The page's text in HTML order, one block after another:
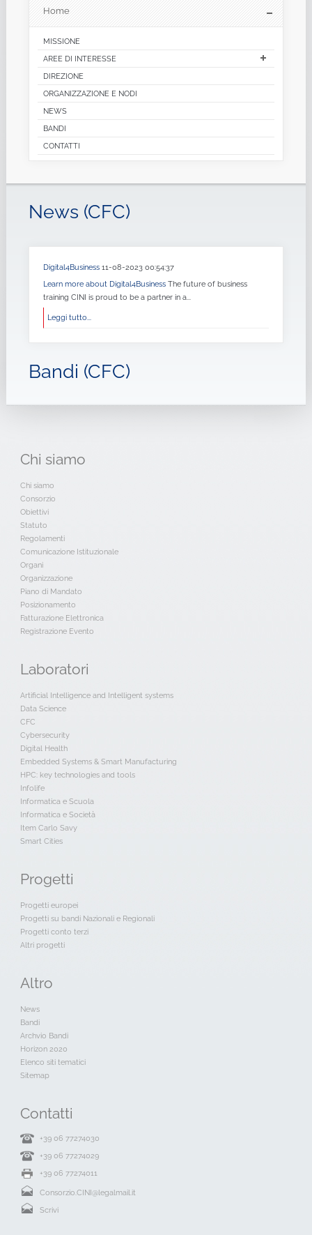
Home
MISSIONE
AREE DI INTERESSE
DIREZIONE
ORGANIZZAZIONE E NODI
NEWS
BANDI
CONTATTI
News (CFC)
Digital4Business 11-08-2023 00:54:37
Learn more about Digital4BusinessThe future of business
training CINI is proud to be a partner in a...
Leggi tutto...
Bandi (CFC)
Chi siamo
Chi siamo
Consorzio
Obiettivi
Statuto
Regolamenti
Comunicazione Istituzionale
Organi
Organizzazione
Piano di Mandato
Posizionamento
Fatturazione Elettronica
Registrazione Evento
Laboratori
Artificial Intelligence and Intelligent systems
Data Science
CFC
Cybersecurity
Digital Health
Embedded Systems & Smart Manufacturing
HPC: key technologies and tools
Infolife
Informatica e Scuola
Informatica e Società
Item Carlo Savy
Smart Cities
Progetti
Progetti europei
Progetti su bandi Nazionali e Regionali
Progetti conto terzi
Altri progetti
Altro
News
Bandi
Archvio Bandi
Horizon 2020
Elenco siti tematici
Sitemap
Contatti
+39 06 77274030
+39 06 77274029
+39 06 77274011
Consorzio.CINI@legalmail.it
Scrivi